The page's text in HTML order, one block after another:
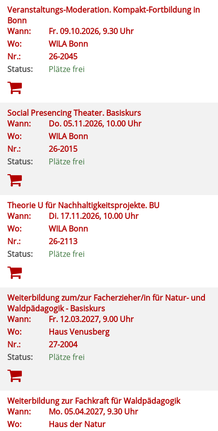
Veranstaltungs-Moderation. Kompakt-Fortbildung in
Bonn
Wann:
Fr.09.10.2026, 9.30 Uhr
Wo:
WILA Bonn
Nr.:
26-2045
Status:
Plätze frei
Social Presencing Theater. Basiskurs
Wann:
Do.05.11.2026, 10.00 Uhr
Wo:
WILA Bonn
Nr.:
26-2015
Status:
Plätze frei
Theorie U für Nachhaltigkeitsprojekte. BU
Wann:
Di. 17.11.2026, 10.00 Uhr
Wo:
WILA Bonn
Nr.:
26-2113
Status:
Plätze frei
Weiterbildung zum/zur Facherzieher/in für Natur- und
Waldpädagogik - Basiskurs
Wann:
Fr. 12.03.2027, 9.00 Uhr
Wo:
Haus Venusberg
Nr.:
27-2004
Status:
Plätze frei
Weiterbildung zur Fachkraft für Waldpädagogik
Wann:
Mo.05.04.2027, 9.30 Uhr
Wo:
Haus der Natur